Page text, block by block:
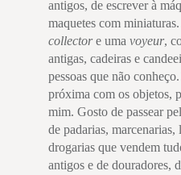
antigos, de escrever à
maquetes com
collectore uma voyeur,
antigas, cadeiras e
pessoas que não
próxima com os objetos,
mim. Gosto de passear
de padarias, marcenarias,
drogarias que vendem
antigos e de douradores,